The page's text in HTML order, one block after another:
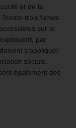
et de la
Trente-trois fiches
sur le
par
s’appliquer
sociale.
également des